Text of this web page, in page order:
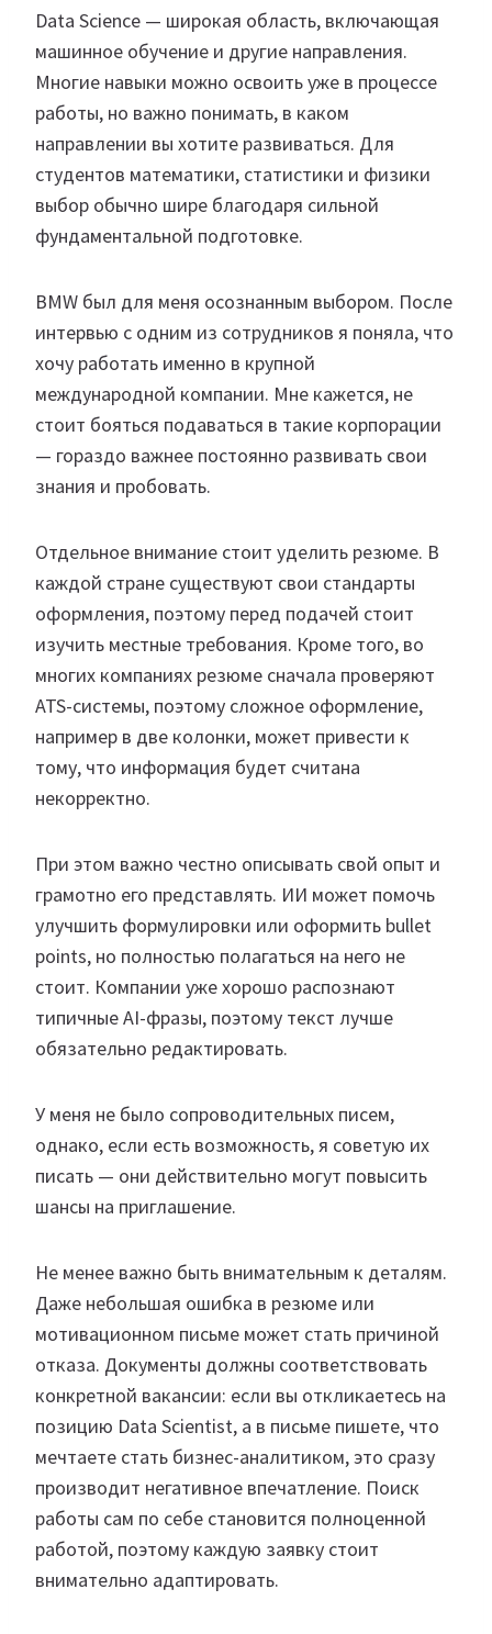
Data Science — широкая область, включающая
машинное обучение и другие направления.
Многие навыки можно освоить уже в процессе
работы, но важно понимать, в каком
направлении вы хотите развиваться. Для
студентов математики, статистики и физики
выбор обычно шире благодаря сильной
фундаментальной подготовке.
BMW был для меня осознанным выбором. После
интервью с одним из сотрудников я поняла, что
хочу работать именно в крупной
международной компании. Мне кажется, не
стоит бояться подаваться в такие корпорации
— гораздо важнее постоянно развивать свои
знания и пробовать.
Отдельное внимание стоит уделить резюме. В
каждой стране существуют свои стандарты
оформления, поэтому перед подачей стоит
изучить местные требования. Кроме того, во
многих компаниях резюме сначала проверяют
ATS-системы, поэтому сложное оформление,
например в две колонки, может привести к
тому, что информация будет считана
некорректно.
При этом важно честно описывать свой опыт и
грамотно его представлять. ИИ может помочь
улучшить формулировки или оформить bullet
points, но полностью полагаться на него не
стоит. Компании уже хорошо распознают
типичные AI-фразы, поэтому текст лучше
обязательно редактировать.
У меня не было сопроводительных писем,
однако, если есть возможность, я советую их
писать — они действительно могут повысить
шансы на приглашение.
Не менее важно быть внимательным к деталям.
Даже небольшая ошибка в резюме или
мотивационном письме может стать причиной
отказа. Документы должны соответствовать
конкретной вакансии: если вы откликаетесь на
позицию Data Scientist, а в письме пишете, что
мечтаете стать бизнес-аналитиком, это сразу
производит негативное впечатление. Поиск
работы сам по себе становится полноценной
работой, поэтому каждую заявку стоит
внимательно адаптировать.